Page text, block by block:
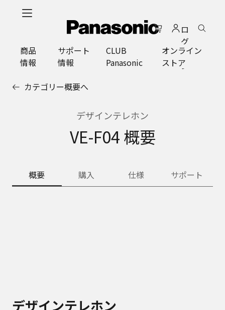
ロ
グ
イ
ン
商品
情報
サポート
情報
CLUB
Panasonic
オンライン
ストア
カテゴリー概要へ
デザインテレホン
VE-F04 概要
概要 購入 仕様 サポート
デザインテレホン